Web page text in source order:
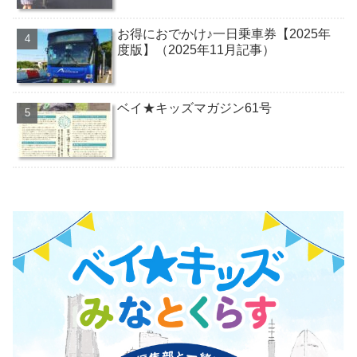
お得におでかけ♪一日乗車券【2025年
度版】（2025年11月記事）
ベイ★キッズマガジン61号